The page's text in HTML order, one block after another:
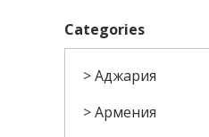
Categories
Аджария
Армения